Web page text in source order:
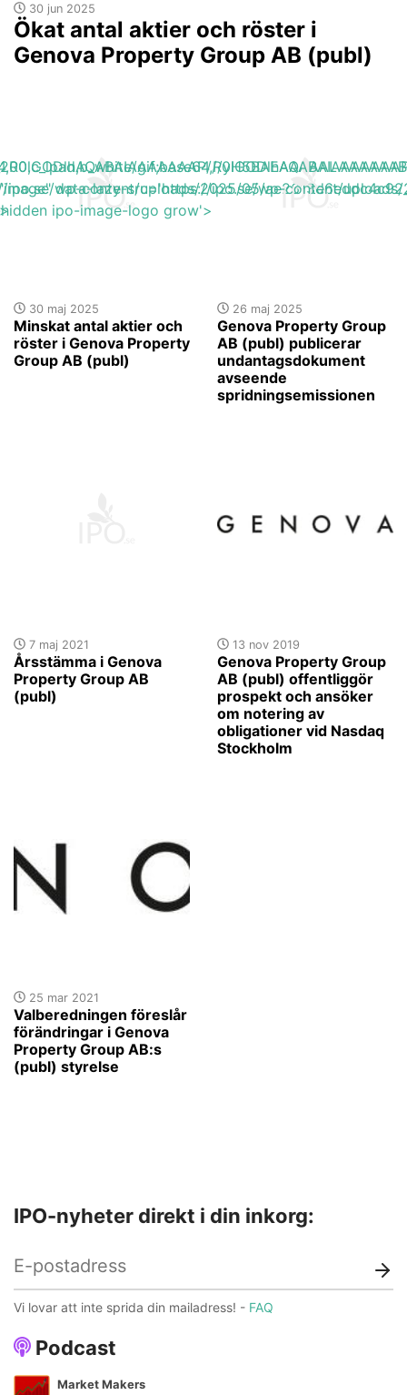
30 jun 2025
Ökat antal aktier och röster i
Genova Property Group AB (publ)
wp-content/uploads/2025/05/
30 maj 2025
Minskat antal aktier och
röster i Genova Property
Group AB (publ)
data-lazy-src='https://ipo.se/wp-content/
ipo-image-logo grow'>
26 maj 2025
Genova Property Group
AB (publ) publicerar
undantagsdokument
avseende
spridningsemissionen
7 maj 2021
Årsstämma i Genova
Property Group AB
(publ)
13 nov 2019
Genova Property Group
AB (publ) offentliggör
prospekt och ansöker
om notering av
obligationer vid Nasdaq
Stockholm
25 mar 2021
Valberedningen föreslår
förändringar i Genova
Property Group AB:s
(publ) styrelse
Podcast
Market Makers
IPO-nyheter direkt i din inkorg:
Vi lovar att inte sprida din mailadress! - FAQ